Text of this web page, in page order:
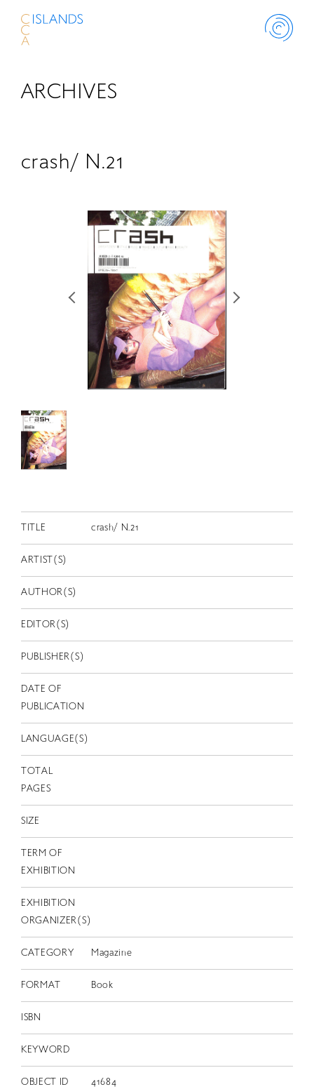
ABOUT
SCHOLARSHIP
コンサート
動画
スカラシップ受賞者
EN
ARCHIVES
crash/ N.21
TITLE crash/ N.21
ARTIST(S)
AUTHOR(S)
EDITOR(S)
PUBLISHER(S)
DATE OF
PUBLICATION
LANGUAGE(S)
TOTAL
PAGES
SIZE
TERM OF
EXHIBITION
EXHIBITION
ORGANIZER(S)
CATEGORY Magazine
FORMAT Book
ISBN
KEYWORD
OBJECT ID 41684